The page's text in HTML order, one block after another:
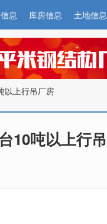
息 库房信息 土地信息
以上行吊厂房
10吨以上行